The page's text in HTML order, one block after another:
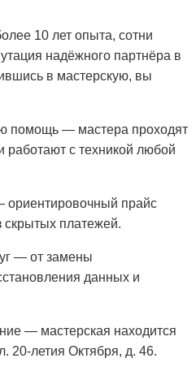
10 лет опыта, сотни
надёжного партнёра в
в мастерскую, вы
помощь — мастера проходят
работают с техникой любой
прайс
скрытых платежей.
— от замены
данных и
— мастерская находится
20-летия Октября, д. 46.